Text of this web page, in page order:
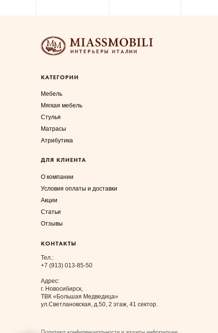
КАТЕГОРИИ
Мебель
Мягкая мебель
Стулья
Матрасы
Атрибутика
ДЛЯ КЛИЕНТА
О компании
Условия оплаты и доставки
Акции
Статьи
Отзывы
КОНТАКТЫ
Тел.:
+7 (913) 013-85-50
Адрес:
г. Новосибирск,
ТВК «Большая Медведица»
ул.Светлановская, д.50, 2 этаж, 41 сектор.
Политика конфиденциальности и защиты информации